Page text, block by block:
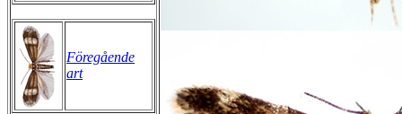
Föregående
art